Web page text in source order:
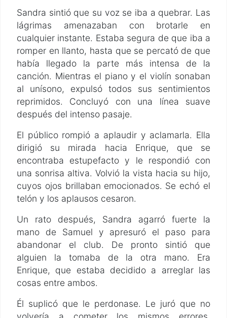
Sandra sintió que su voz se iba a quebrar. Las
lágrimas amenazaban con brotarle en
cualquier instante. Estaba segura de que iba a
romper en llanto, hasta que se percató de que
había llegado la parte más intensa de la
canción. Mientras el piano y el violín sonaban
al unísono, expulsó todos sus sentimientos
reprimidos. Concluyó con una línea suave
después del intenso pasaje.
El público rompió a aplaudir y aclamarla. Ella
dirigió su mirada hacia Enrique, que se
encontraba estupefacto y le respondió con
una sonrisa altiva. Volvió la vista hacia su hijo,
cuyos ojos brillaban emocionados. Se echó el
telón y los aplausos cesaron.
Un rato después, Sandra agarró fuerte la
mano de Samuel y apresuró el paso para
abandonar el club. De pronto sintió que
alguien la tomaba de la otra mano. Era
Enrique, que estaba decidido a arreglar las
cosas entre ambos.
Él suplicó que le perdonase. Le juró que no